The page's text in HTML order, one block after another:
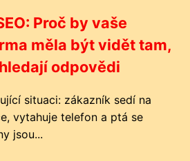
Proč by vaše
měla být vidět tam,
odpovědi
situaci: zákazník sedí na
vytahuje telefon a ptá se
jsou...